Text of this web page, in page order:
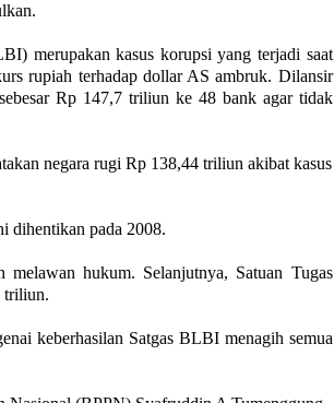
merupakan kasus korupsi yang terjadi saat
rupiah terhadap dollar AS ambruk. Dilansir
Rp 147,7 triliun ke 48 bank agar tidak
negara rugi Rp 138,44 triliun akibat kasus
dihentikan pada 2008.
hukum. Selanjutnya, Satuan Tugas
triliun.
keberhasilan Satgas BLBI menagih semua